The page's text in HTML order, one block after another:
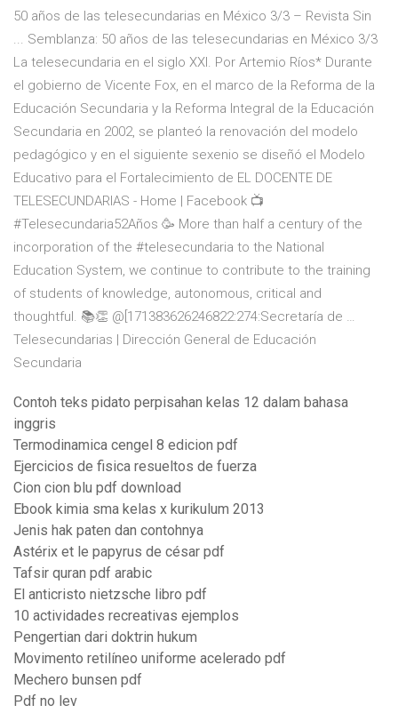
50 años de las telesecundarias en México 3/3 – Revista Sin
... Semblanza: 50 años de las telesecundarias en México 3/3
La telesecundaria en el siglo XXI. Por Artemio Ríos* Durante
el gobierno de Vicente Fox, en el marco de la Reforma de la
Educación Secundaria y la Reforma Integral de la Educación
Secundaria en 2002, se planteó la renovación del modelo
pedagógico y en el siguiente sexenio se diseñó el Modelo
Educativo para el Fortalecimiento de EL DOCENTE DE
TELESECUNDARIAS - Home | Facebook 📺
#Telesecundaria52Años 🥳 More than half a century of the
incorporation of the #telesecundaria to the National
Education System, we continue to contribute to the training
of students of knowledge, autonomous, critical and
thoughtful. 📚👏 @[171383626246822:274:Secretaría de …
Telesecundarias | Dirección General de Educación
Secundaria
Contoh teks pidato perpisahan kelas 12 dalam bahasa
inggris
Termodinamica cengel 8 edicion pdf
Ejercicios de fisica resueltos de fuerza
Cion cion blu pdf download
Ebook kimia sma kelas x kurikulum 2013
Jenis hak paten dan contohnya
Astérix et le papyrus de césar pdf
Tafsir quran pdf arabic
El anticristo nietzsche libro pdf
10 actividades recreativas ejemplos
Pengertian dari doktrin hukum
Movimento retilíneo uniforme acelerado pdf
Mechero bunsen pdf
Pdf no lev